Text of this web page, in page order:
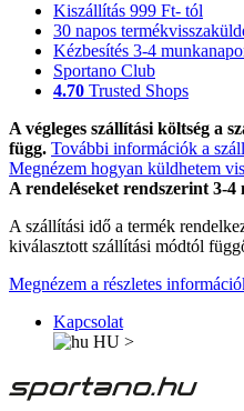
Kiszállítás 999 Ft- tól
30 napos
Kézbesítés 3-4
Sportano Club
4.70 Trusted Shops
A végleges szállítási költség a
függ. További információk a
Megnézem hogyan küldhetem
A rendeléseket rendszerint 3-
A szállítási idő a termék
kiválasztott szállítási módtól
Megnézem a részletes
Kapcsolat
HU >